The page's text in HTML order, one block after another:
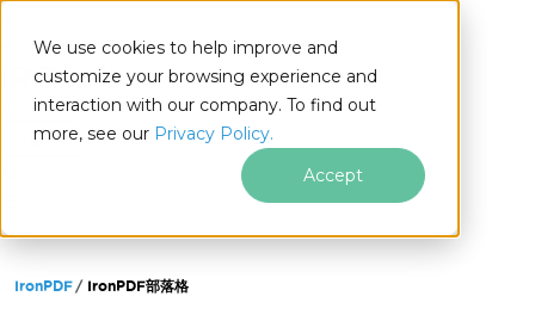
We use cookies to help improve and
customize your browsing experience and
interaction with our company. To find out
more, see our Privacy Policy.
Accept
.NET
跳至頁尾內容
IronPDF IronPDF部落格